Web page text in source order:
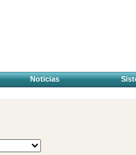
Noticias